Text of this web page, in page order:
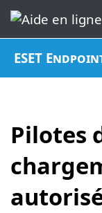
ESET
Pilotes